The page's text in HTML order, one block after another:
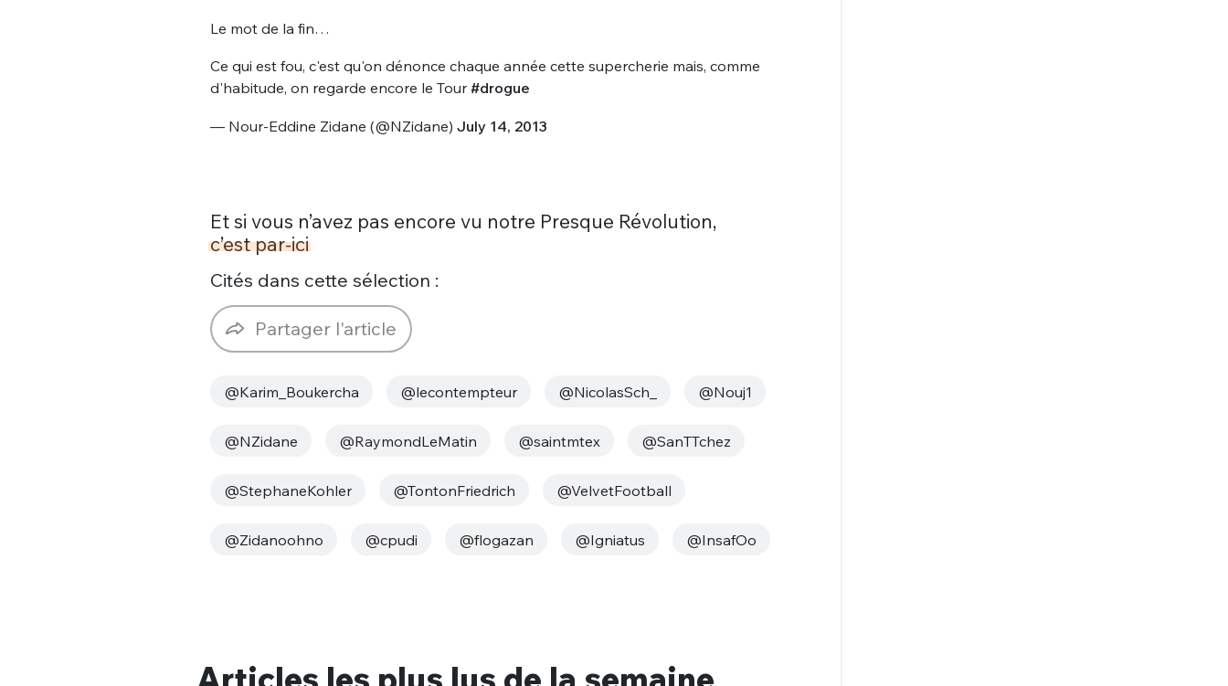
Le mot de la fin…
Ce qui est fou, c'est qu'on dénonce chaque année cette supercherie mais, comme
d'habitude, on regarde encore le Tour #drogue
— Nour-Eddine Zidane (@NZidane) July 14, 2013
Et si vous n’avez pas encore vu notre Presque Révolution,
c’est par-ici
Cités dans cette sélection :
Partager l'article
@Karim_Boukercha @lecontempteur @NicolasSch_ @Nouj1
@NZidane @RaymondLeMatin @saintmtex @SanTTchez
@StephaneKohler @TontonFriedrich @VelvetFootball
@Zidanoohno @cpudi @flogazan @Igniatus @InsafOo
Bienvenue !
EMAIL*
Connexion
MOT DE PASSE
Quelques
tweets
C'EST PARTI
ME CONNECTER